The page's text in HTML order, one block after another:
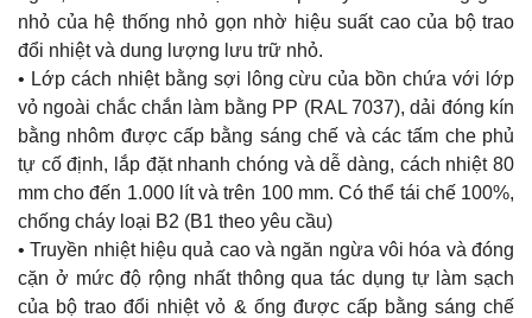
nhỏ của hệ thống nhỏ gọn nhờ hiệu suất cao của bộ trao
đổi nhiệt và dung lượng lưu trữ nhỏ.
• Lớp cách nhiệt bằng sợi lông cừu của bồn chứa với lớp
vỏ ngoài chắc chắn làm bằng PP (RAL 7037), dải đóng kín
bằng nhôm được cấp bằng sáng chế và các tấm che phủ
tự cố định, lắp đặt nhanh chóng và dễ dàng, cách nhiệt 80
mm cho đến 1.000 lít và trên 100 mm. Có thể tái chế 100%,
chống cháy loại B2 (B1 theo yêu cầu)
• Truyền nhiệt hiệu quả cao và ngăn ngừa vôi hóa và đóng
cặn ở mức độ rộng nhất thông qua tác dụng tự làm sạch
của bộ trao đổi nhiệt vỏ & ống được cấp bằng sáng chế